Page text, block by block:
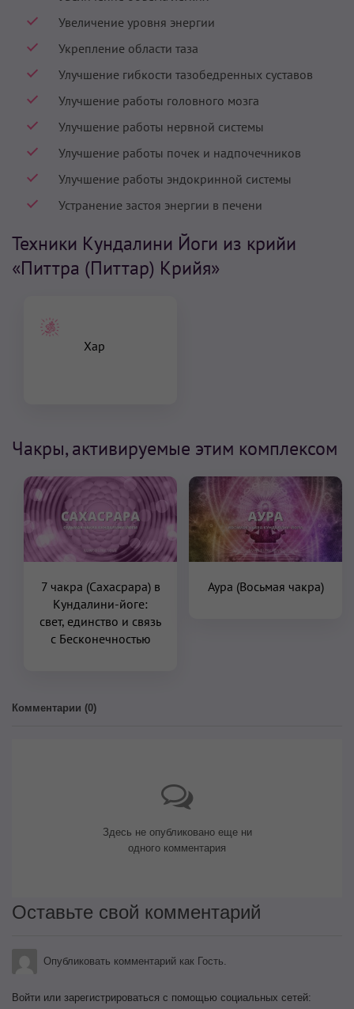
Увеличение уровня энергии
Укрепление области таза
Улучшение гибкости тазобедренных суставов
Улучшение работы головного мозга
Улучшение работы нервной системы
Улучшение работы почек и надпочечников
Улучшение работы эндокринной системы
Устранение застоя энергии в печени
Техники Кундалини Йоги из крийи
«Питтра (Питтар) Крийя»
Хар
Чакры, активируемые этим комплексом
7 чакра (Сахасрара) в
Кундалини-йоге:
свет, единство и связь
с Бесконечностью
Аура (Восьмая чакра)
Комментарии (0)
Здесь не опубликовано еще ни
одного комментария
Оставьте свой комментарий
Опубликовать комментарий как Гость.
Войти или зарегистрироваться с помощью социальных сетей: